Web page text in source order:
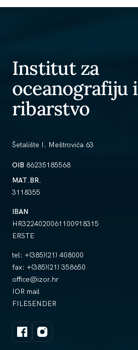
Institut za
oceanografiju i
ribarstvo
Šetalište I. Meštrovića 63
OIB 86235185568
MAT.BR.
3118355
IBAN
HR3224020061100918315
ERSTE
tel: +(385)(21) 408000
fax: +(385)(21) 358650
office@izor.hr
IOR mail
FILESENDER